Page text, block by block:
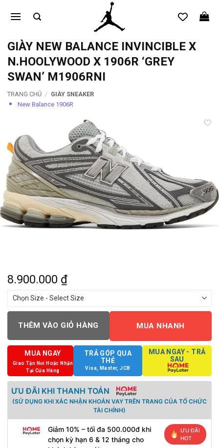
qua
dungGIÀY NEW BALANCE INVINCIBLE X
N.HOOLYWOOD X 1906R ‘GREY
SWAN’ M1906RNI
TRANG CHỦ / GIÀY SNEAKER
New Balance 1906R
8.900.000 ₫
THÊM VÀO GIỎ HÀNG MUA NHANH
MUA NGAY
Giao Tận Nơi Hoặc Nhận
Tại Cửa Hàng
TRẢ GÓP QUA
THẺ
Visa, Master, JCB
MUA NGAY - TRẢ
SAU
ƯU ĐÃI KHI THANH TOÁN
(SỬ DỤNG KHI XÁC NHẬN KHOẢN VAY TRÊN TRANG CỦA TỔ CHỨC
TÀI CHÍNH)
Giảm 10% – tối đa 500.000đ khi
chọn kỳ hạn 6 & 12 tháng cho
ƯU ĐÃI
HOT